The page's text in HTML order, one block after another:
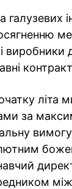
галузевих
виробники
літа
за